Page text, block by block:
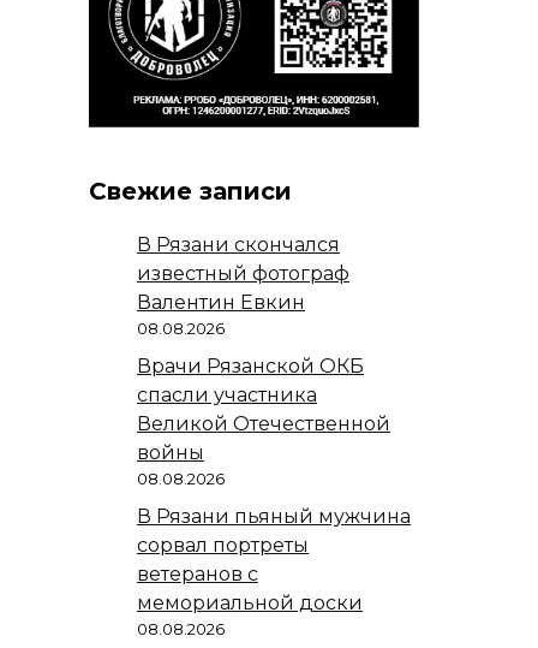
Свежие записи
В Рязани скончался
известный фотограф
Валентин Евкин
08.08.2026
Врачи Рязанской ОКБ
спасли участника
Великой Отечественной
войны
08.08.2026
В Рязани пьяный мужчина
сорвал портреты
ветеранов с
мемориальной доски
08.08.2026